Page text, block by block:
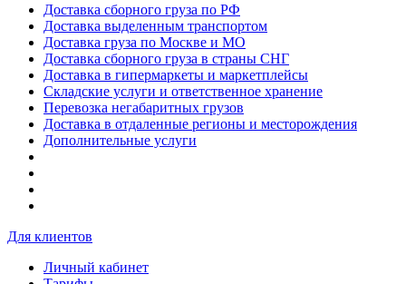
Доставка сборного груза по РФ
Доставка выделенным транспортом
Доставка груза по Москве и МО
Доставка сборного груза в страны СНГ
Доставка в гипермаркеты и маркетплейсы
Складские услуги и ответственное хранение
Перевозка негабаритных грузов
Доставка в отдаленные регионы и месторождения
Дополнительные услуги
Для клиентов
Личный кабинет